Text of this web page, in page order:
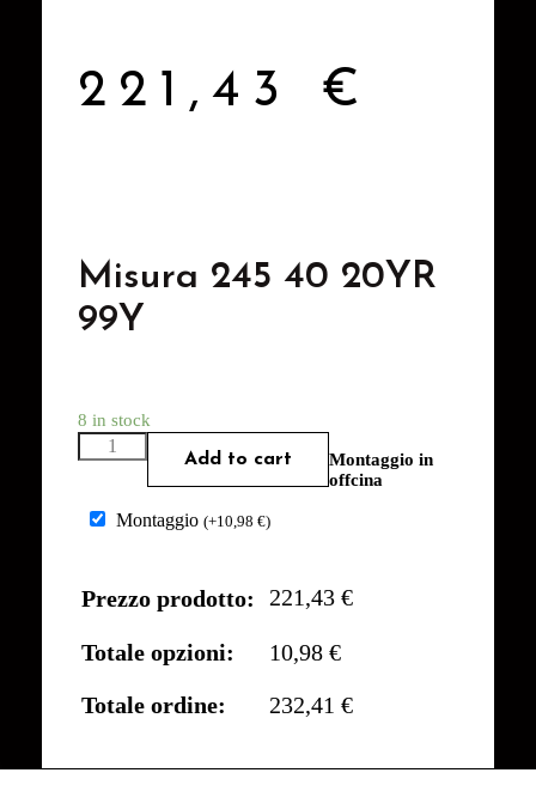
221,43 €
Misura 245 40 20YR
99Y
8 in stock
Add to cart
Montaggio in
offcina
Montaggio (+10,98 €)
Prezzo prodotto: 221,43 €
Totale opzioni:
10,98 €
Totale ordine:
232,41 €